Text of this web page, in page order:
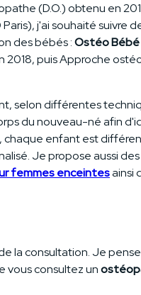
(D.O.) obtenu en
j'ai souhaité suivre
des bébés :Ostéo Bébé
2018, puis Approche
selon différentes
du nouveau-né afin
chaque enfant est
Je propose aussi
femmes enceintesainsi
la consultation. Je
vous consultez un